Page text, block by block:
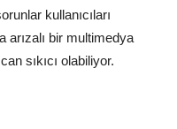
kullanıcıları
arızalı bir multimedya
sıkıcı olabiliyor.